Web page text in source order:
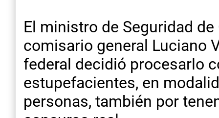
El ministro de Seguridad
comisario general Luciano
federal decidió procesarlo
estupefacientes, en
personas, también por